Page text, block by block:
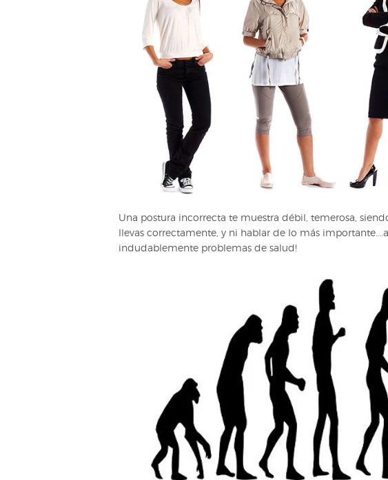
Una postura incorrecta te muestra débil, temerosa,
llevas correctamente, y ni hablar de lo más
indudablemente problemas de salud!